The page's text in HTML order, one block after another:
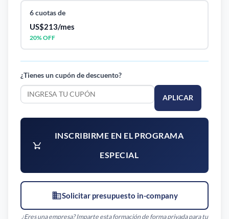
6 cuotas de
US$213/mes
20% OFF
¿Tienes un cupón de descuento?
APLICAR
INSCRIBIRME EN EL PROGRAMA
ESPECIAL
Solicitar presupuesto in-company
¿Eres una empresa? Imparte esta formación de forma privada para tu